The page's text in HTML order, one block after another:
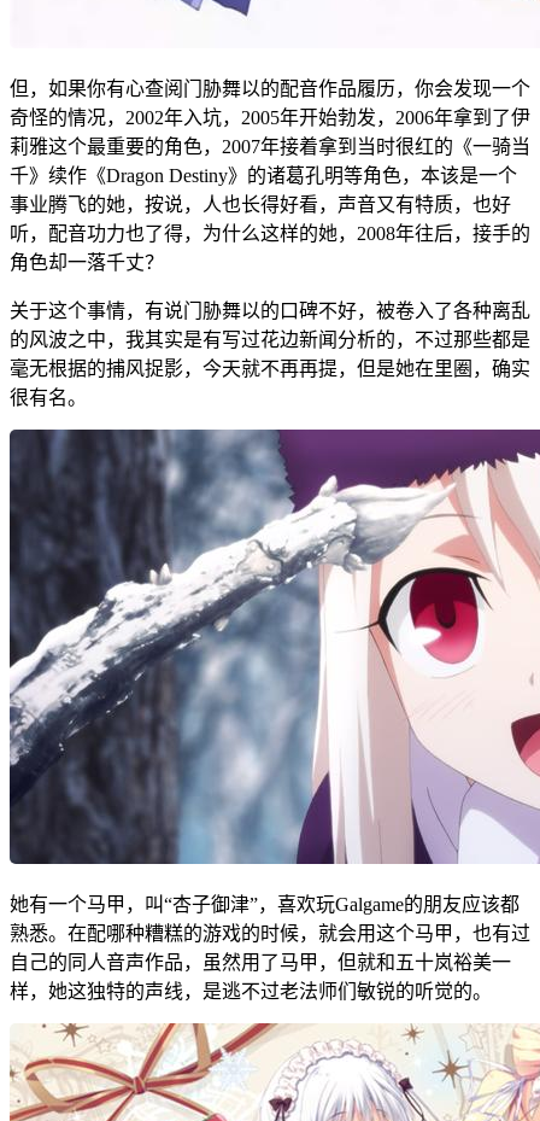
但，如果你有心查阅门胁舞以的配音作品履历，你会发现一个
奇怪的情况，2002年入坑，2005年开始勃发，2006年拿到了伊
莉雅这个最重要的角色，2007年接着拿到当时很红的《一骑当
千》续作《Dragon Destiny》的诸葛孔明等角色，本该是一个
事业腾飞的她，按说，人也长得好看，声音又有特质，也好
听，配音功力也了得，为什么这样的她，2008年往后，接手的
角色却一落千丈？
关于这个事情，有说门胁舞以的口碑不好，被卷入了各种离乱
的风波之中，我其实是有写过花边新闻分析的，不过那些都是
毫无根据的捕风捉影，今天就不再再提，但是她在里圈，确实
很有名。
她有一个马甲，叫“杏子御津”，喜欢玩Galgame的朋友应该都
熟悉。在配哪种糟糕的游戏的时候，就会用这个马甲，也有过
自己的同人音声作品，虽然用了马甲，但就和五十岚裕美一
样，她这独特的声线，是逃不过老法师们敏锐的听觉的。